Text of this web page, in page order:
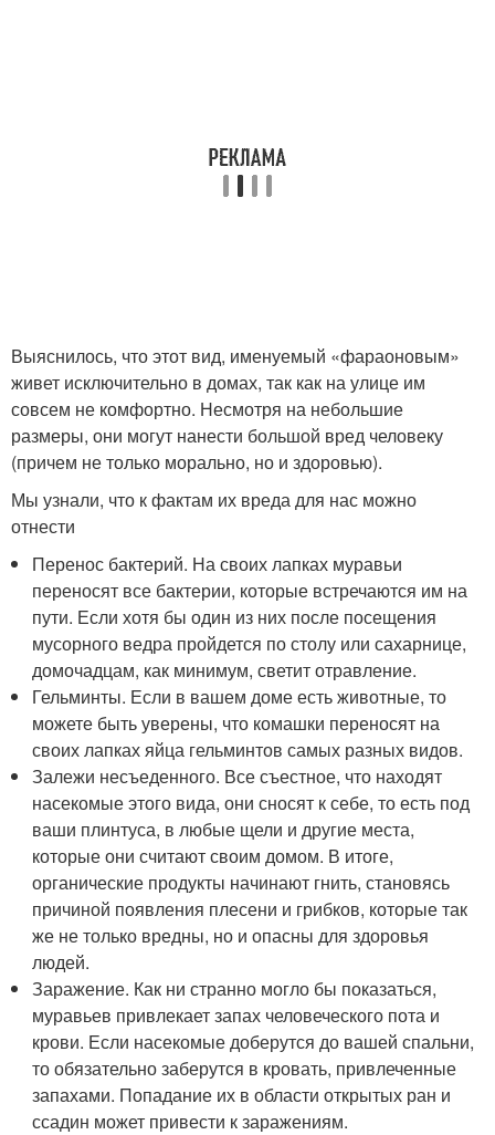
Выяснилось, что этот вид, именуемый «фараоновым»
живет исключительно в домах, так как на улице им
совсем не комфортно. Несмотря на небольшие
размеры, они могут нанести большой вред человеку
(причем не только морально, но и здоровью).
Мы узнали, что к фактам их вреда для нас можно
отнести
Перенос бактерий. На своих лапках муравьи
переносят все бактерии, которые встречаются им на
пути. Если хотя бы один из них после посещения
мусорного ведра пройдется по столу или сахарнице,
домочадцам, как минимум, светит отравление.
Гельминты. Если в вашем доме есть животные, то
можете быть уверены, что комашки переносят на
своих лапках яйца гельминтов самых разных видов.
Залежи несъеденного. Все съестное, что находят
насекомые этого вида, они сносят к себе, то есть под
ваши плинтуса, в любые щели и другие места,
которые они считают своим домом. В итоге,
органические продукты начинают гнить, становясь
причиной появления плесени и грибков, которые так
же не только вредны, но и опасны для здоровья
людей.
Заражение. Как ни странно могло бы показаться,
муравьев привлекает запах человеческого пота и
крови. Если насекомые доберутся до вашей спальни,
то обязательно заберутся в кровать, привлеченные
запахами. Попадание их в области открытых ран и
ссадин может привести к заражениям.